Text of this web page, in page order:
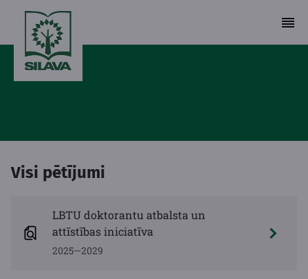
Visi pētījumi
LBTU doktorantu atbalsta un
attīstības iniciatīva
2025—2029